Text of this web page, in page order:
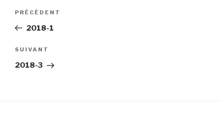
Navigation
l’article
Article
précédent
PRÉCÉDENT
2018-1
Article
suivant
SUIVANT
2018-3